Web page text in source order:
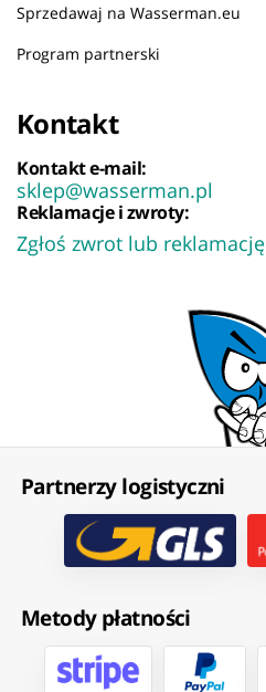
Sprzedawaj na Wasserman.eu
Program partnerski
Kontakt
Kontakt e-mail:
sklep@wasserman.pl
Reklamacje i zwroty:
Zgłoś zwrot lub reklamację
Partnerzy logistyczni
Metody płatności